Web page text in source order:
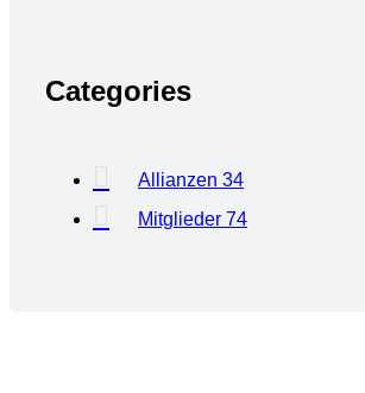
Categories
Allianzen 34
Mitglieder 74